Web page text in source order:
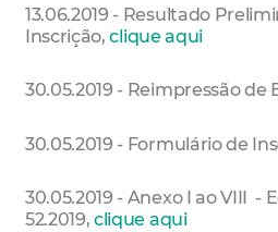
13.06.2019 - Resultado
Inscrição,clique aqui
30.05.2019 - Reimpressão de
30.05.2019 - Formulário de
30.05.2019 - Anexo I ao VIII -
52.2019,clique aqui